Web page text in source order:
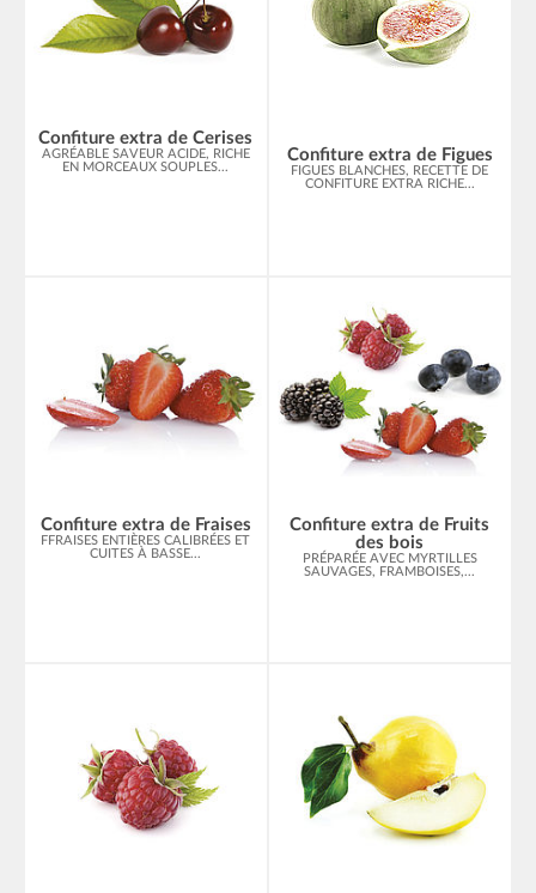
Confiture extra de Cerises
AGRÉABLE SAVEUR ACIDE, RICHE
EN MORCEAUX SOUPLES...
Confiture extra de Figues
FIGUES BLANCHES, RECETTE DE
CONFITURE EXTRA RICHE...
Confiture extra de Fraises
FFRAISES ENTIÈRES CALIBRÉES ET
CUITES À BASSE...
Confiture extra de Fruits
des bois
PRÉPARÉE AVEC MYRTILLES
SAUVAGES, FRAMBOISES,...